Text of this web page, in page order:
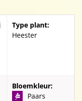
Type plant:
Heester
Bloemkleur:
Paars